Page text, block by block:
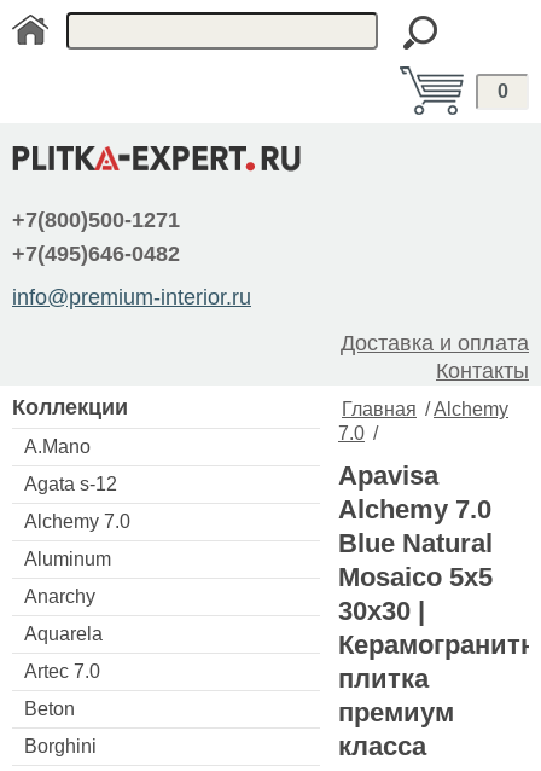
0
+7(800)500-1271
+7(495)646-0482
info@premium-interior.ru
Доставка и оплата
Контакты
Коллекции
A.Mano
Agata s-12
Alchemy 7.0
Aluminum
Anarchy
Aquarela
Artec 7.0
Beton
Borghini
Главная /Alchemy
7.0 /
Apavisa
Alchemy 7.0
Blue Natural
Mosaico 5x5
30x30 |
плитка
премиум
класса